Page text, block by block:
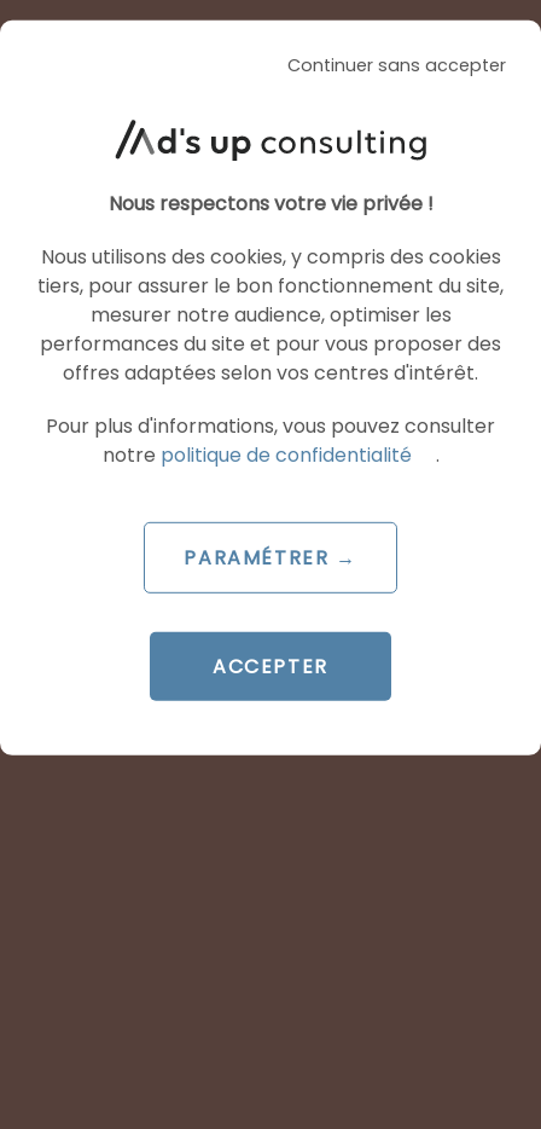
Continuer sans accepter
Nous respectons votre vie privée !
Nous utilisons des cookies, y compris des cookies
tiers, pour assurer le bon fonctionnement du site,
mesurer notre audience, optimiser les
performances du site et pour vous proposer des
offres adaptées selon vos centres d'intérêt.
Pour plus d'informations, vous pouvez consulter
notre politique de confidentialité .
PARAMÉTRER →
ACCEPTER